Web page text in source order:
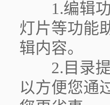
1.编辑功
灯片等功能
辑内容。
2.目录提
以方便您通